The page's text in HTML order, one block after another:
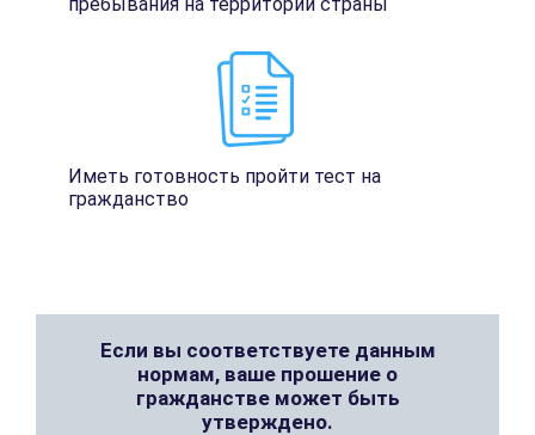
Иметь готовность пройти тест на
гражданство
Если вы соответствуете данным
нормам, ваше прошение о
гражданстве может быть
утверждено.